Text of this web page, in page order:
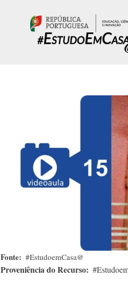
Fonte #EstudoemCasa@
Proveniência do Recurso